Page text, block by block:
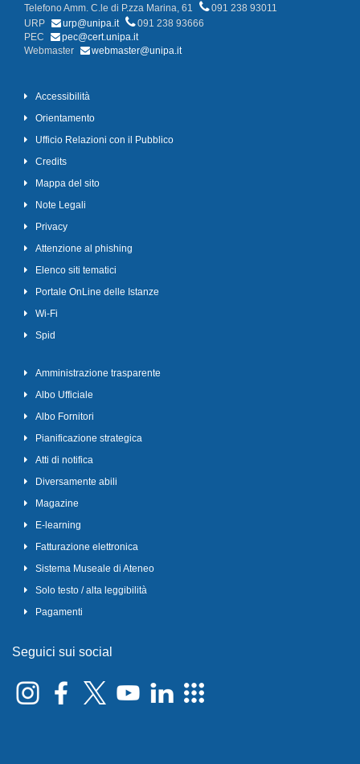
Telefono Amm. C.le di P.zza Marina, 61
091 238 93011
URP
urp@unipa.it
091 238 93666
PEC
pec@cert.unipa.it
Webmaster
webmaster@unipa.it
Accessibilità
Orientamento
Ufficio Relazioni con il Pubblico
Credits
Mappa del sito
Note Legali
Privacy
Attenzione al phishing
Elenco siti tematici
Portale OnLine delle Istanze
Wi-Fi
Spid
Amministrazione trasparente
Albo Ufficiale
Albo Fornitori
Pianificazione strategica
Atti di notifica
Diversamente abili
Magazine
E-learning
Fatturazione elettronica
Sistema Museale di Ateneo
Solo testo / alta leggibilità
Pagamenti
Seguici sui social